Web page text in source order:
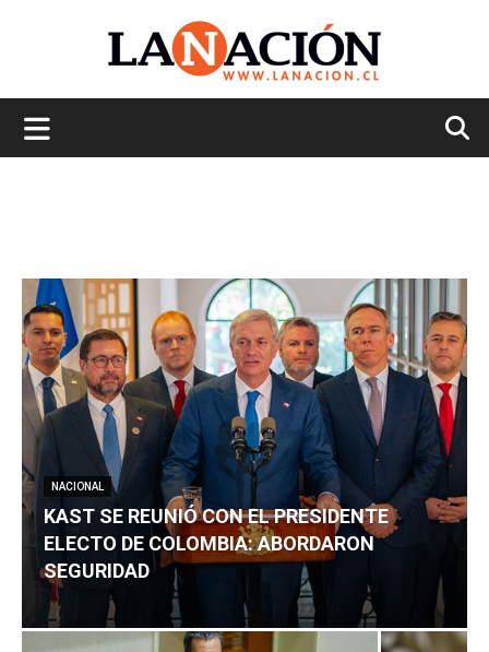
NACIONAL
KAST SE REUNIÓ CON EL PRESIDENTE
ELECTO DE COLOMBIA: ABORDARON
SEGURIDAD